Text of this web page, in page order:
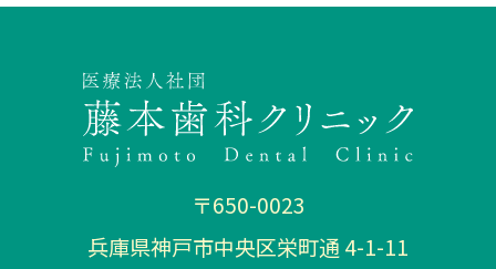
〒650-0023
兵庫県神戸市中央区栄町通 4-1-11